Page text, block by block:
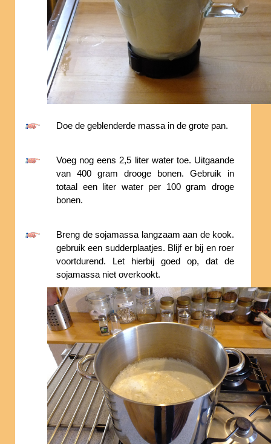
Doe de geblenderde massa in de grote pan.
Voeg nog eens 2,5 liter water toe. Uitgaande
van 400 gram drooge bonen. Gebruik in
totaal een liter water per 100 gram droge
bonen.
Breng de sojamassa langzaam aan de kook.
gebruik een sudderplaatjes. Blijf er bij en roer
voortdurend. Let hierbij goed op, dat de
sojamassa niet overkookt.